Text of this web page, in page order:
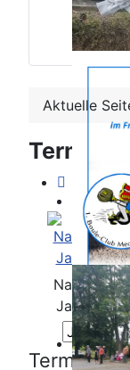
Aktuelle
Nach
Jahr
Termine